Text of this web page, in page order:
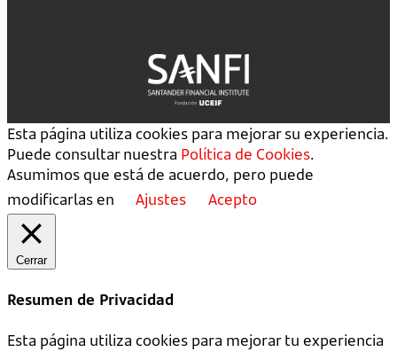
Esta página utiliza cookies para mejorar su experiencia.
Puede consultar nuestra Política de Cookies.
Asumimos que está de acuerdo, pero puede
modificarlas en
Ajustes Acepto
Cerrar
Resumen de Privacidad
Esta página utiliza cookies para mejorar tu experiencia